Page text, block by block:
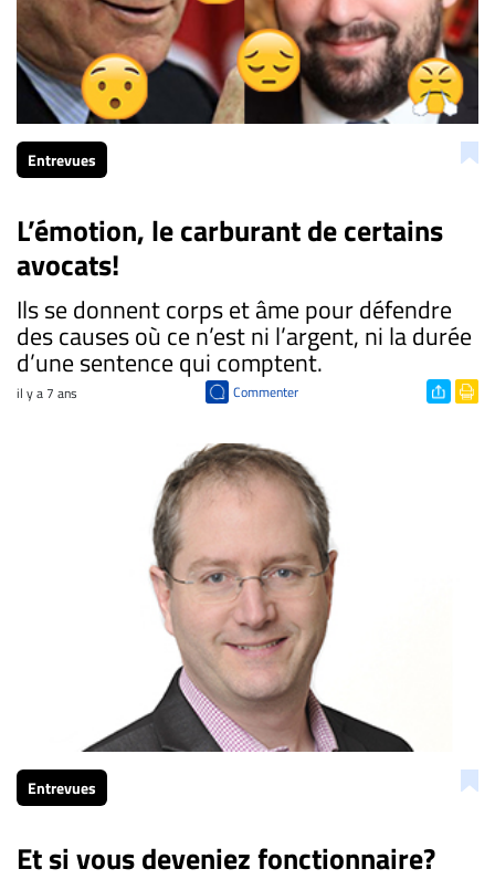
Entrevues
L’émotion, le carburant de certains
avocats!
Ils se donnent corps et âme pour défendre
des causes où ce n’est ni l’argent, ni la durée
d’une sentence qui comptent.
il y a 7 ans Commenter
Entrevues
Et si vous deveniez fonctionnaire?